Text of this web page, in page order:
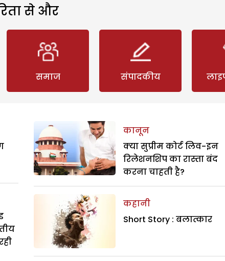
से और
समाज संपादकीय
कानून
क्या सुप्रीम कोर्ट लिव-इन
रिलेशनशिप का रास्ता बंद
करना चाहती है?
कहानी
Short Story : बलात्कार